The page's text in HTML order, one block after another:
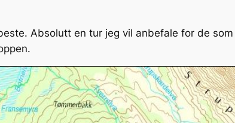
Absolutt en tur jeg vil anbefale for de